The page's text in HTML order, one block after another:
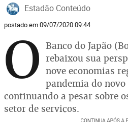
Estadão Conteúdo
postado em 09/07/2020 09:44
O Banco do Japão
rebaixou sua
nove economias
pandemia do
continuando a pesar sobre
setor de serviços.